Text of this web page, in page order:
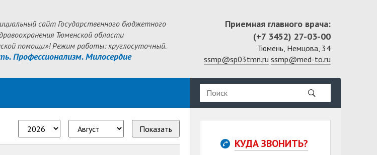
сайт Государственного бюджетного
Тюменской области
помощи»! Режим работы: круглосуточный.
Профессионализм. Милосердие
Приемная главного врача:
(+7 3452) 27-03-00
Тюмень, Немцова, 34
ssmp@sp03tmn.ru ssmp@med-to.ru
Показать
КУДА ЗВОНИТЬ?